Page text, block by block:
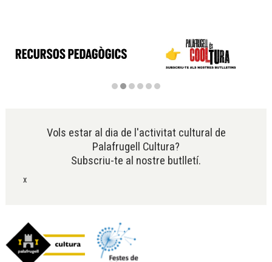
Vols estar al dia de l'activitat cultural de
Palafrugell Cultura?
Subscriu-te al nostre butlletí.
x